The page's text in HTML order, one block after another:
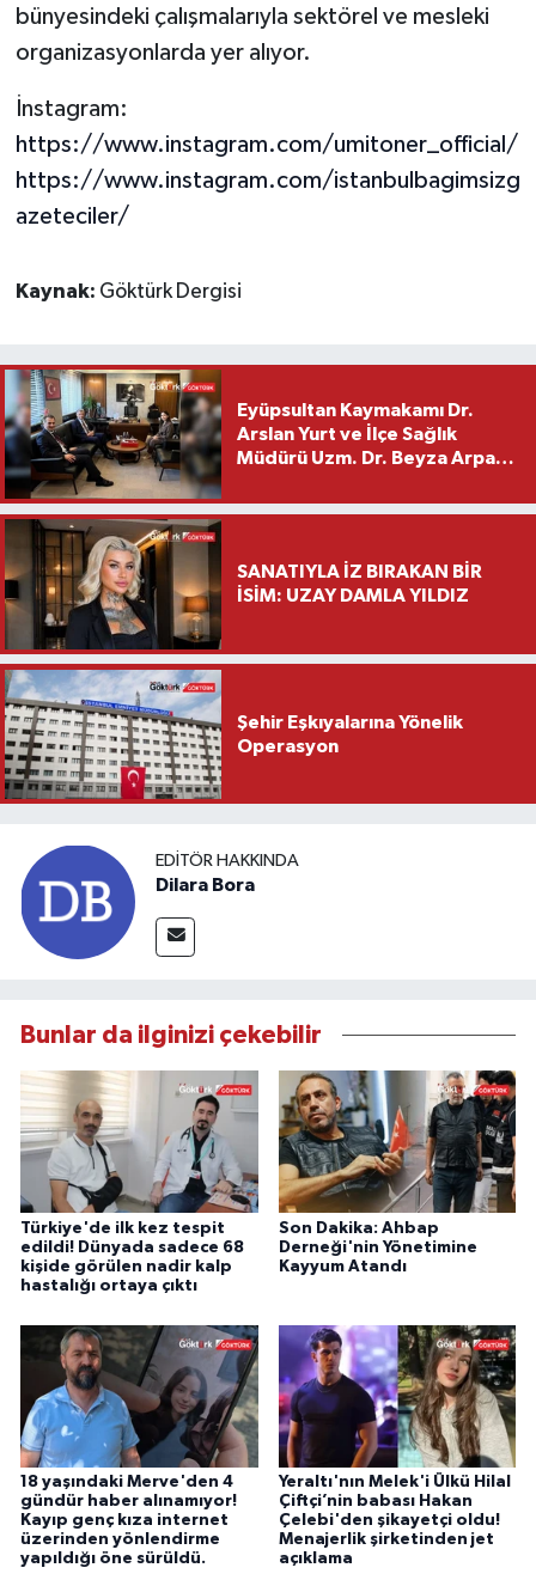
bünyesindeki çalışmalarıyla sektörel ve mesleki
organizasyonlarda yer alıyor.
İnstagram:
https://www.instagram.com/umitoner_official/
https://www.instagram.com/istanbulbagimsizg
azeteciler/
Kaynak: Göktürk Dergisi
Eyüpsultan Kaymakamı Dr.
Arslan Yurt ve İlçe Sağlık
Müdürü Uzm. Dr. Beyza Arpacı
Ziyareti
SANATIYLA İZ BIRAKAN BİR
İSİM: UZAY DAMLA YILDIZ
Şehir Eşkıyalarına Yönelik
Operasyon
EDITÖR HAKKINDA
Dilara Bora
Bunlar da ilginizi çekebilir
Türkiye'de ilk kez tespit
edildi! Dünyada sadece 68
kişide görülen nadir kalp
hastalığı ortaya çıktı
Son Dakika: Ahbap
Derneği'nin Yönetimine
Kayyum Atandı
18 yaşındaki Merve'den 4
gündür haber alınamıyor!
Kayıp genç kıza internet
üzerinden yönlendirme
yapıldığı öne sürüldü.
Yeraltı'nın Melek'i Ülkü Hilal
Çiftçi’nin babası Hakan
Çelebi'den şikayetçi oldu!
Menajerlik şirketinden jet
açıklama